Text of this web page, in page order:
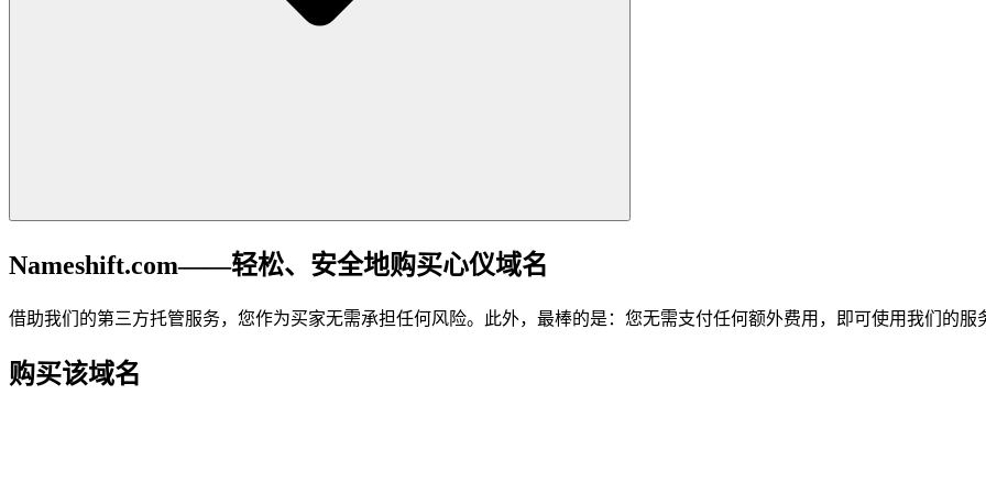
Nameshift.com——轻松、安全地购买心仪域名
借助我们的第三方托管服务，您作为买家无需承担任何风险。此外，最棒的是：您无需支付任何额外费用，即可使用我们的服
购买该域名